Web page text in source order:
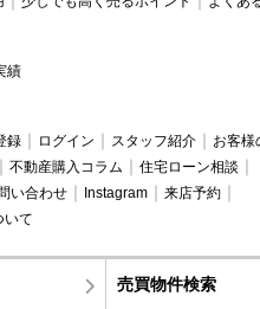
績
録 ログイン スタッフ紹介
お客様
不動産購入コラム
住宅ローン相談
い合わせ Instagram
来店予約
いて
売買物件検索